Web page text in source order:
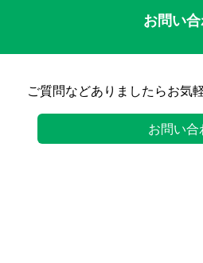
お問い
ご質問などありましたらお気
お問い合